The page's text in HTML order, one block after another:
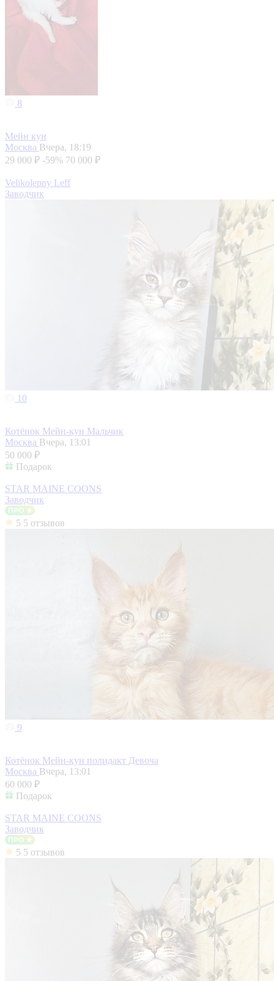
8
Мейн кун
Москва Вчера, 18:19
29 000 ₽ -59% 70 000 ₽
Velikolepny Leff
Заводчик
10
Котёнок Мейн-кун Мальчик
Москва Вчера, 13:01
50 000 ₽
Подарок
STAR MAINE COONS
Заводчик
5 5 отзывов
9
Котёнок Мейн-кун полидакт Девоча
Москва Вчера, 13:01
60 000 ₽
Подарок
STAR MAINE COONS
Заводчик
5 5 отзывов